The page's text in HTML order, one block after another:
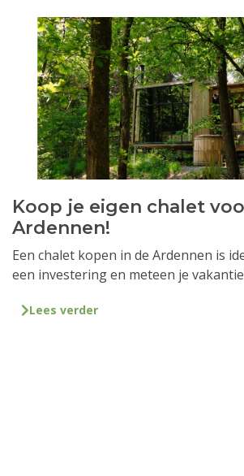
Koop je eigen chalet
Ardennen!
Een chalet kopen in de Ardennen is
een investering en meteen je
Lees verder